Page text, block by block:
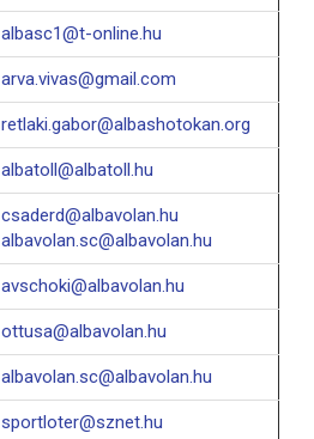
albasc1@t-online.hu
arva.vivas@gmail.com
retlaki.gabor@albashotokan.org
albatoll@albatoll.hu
csaderd@albavolan.hu
albavolan.sc@albavolan.hu
avschoki@albavolan.hu
ottusa@albavolan.hu
albavolan.sc@albavolan.hu
sportloter@sznet.hu